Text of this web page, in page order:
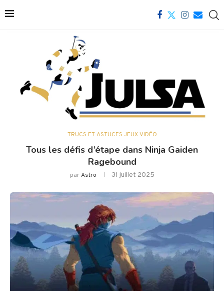
TRUCS ET ASTUCES JEUX VIDÉO
Tous les défis d’étape dans Ninja Gaiden
Ragebound
parAstro 31 juillet 2025